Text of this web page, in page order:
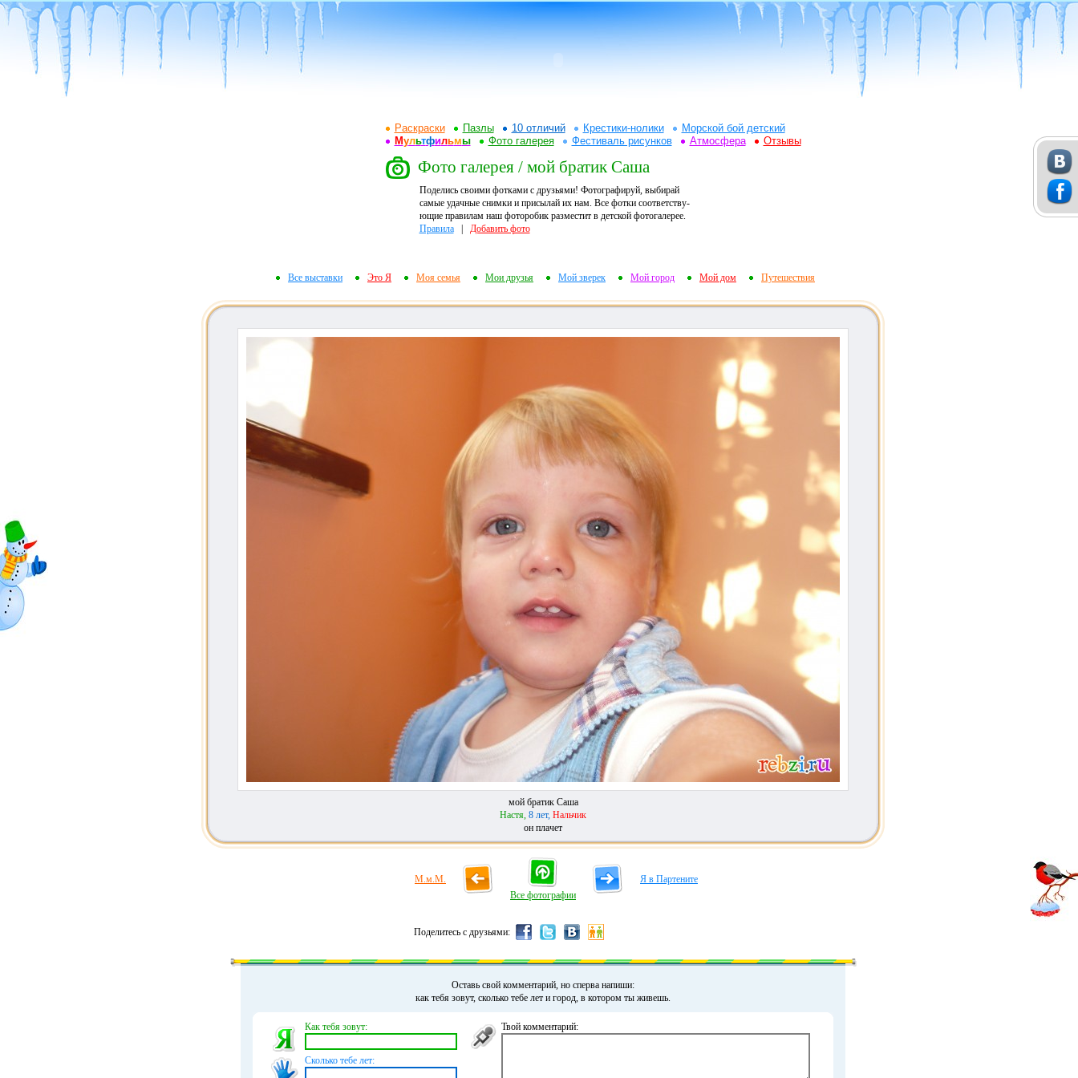
Раскраски Пазлы 10 отличий Крестики-нолики
Морской бой детский
Мультфильмы Фото галерея Фестиваль рисунков Атмосфера Отзывы
Фото галерея / мой братик Саша
Поделись своими фотками с друзьями! Фотографируй, выбирай
самые удачные снимки и присылай их нам. Все фотки соответству-
ющие правилам наш фоторобик разместит в детской фотогалерее.
Правила| Добавить фото
Все выставки Это Я Моя семья Мои друзья Мой зверек Мой город Мой дом Путешествия
мой братик Саша
Настя, 8 лет, Нальчик
он плачет
М.м.М.
Все фотографии
Я в Партените
Поделитесь с друзьями:
Оставь свой комментарий, но сперва напиши:
как тебя зовут, сколько тебе лет и город, в котором ты живешь.
Как тебя зовут:
Сколько тебе лет:
Твой комментарий: